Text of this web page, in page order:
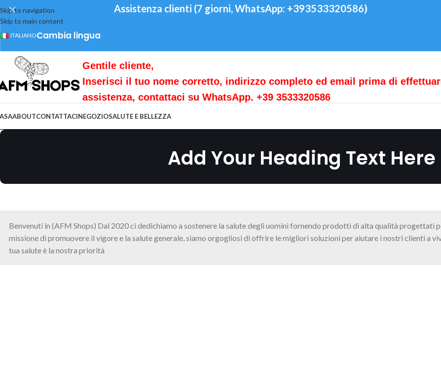
Skip to navigation
Skip to main content
Assistenza clienti (7 giorni, WhatsApp: +393533320586)
ITALIANOCambia lingua
Gentile cliente,
Inserisci il tuo nome corretto, indirizzo completo ed email prima di
assistenza, contattaci su WhatsApp. +39 3533320586
ABOUTCONTATTACINEGOZIOSALUTE E BELLEZZA
Add Your Heading Text Here
Benvenuti in (AFM Shops) Dal 2020 ci dedichiamo a sostenere la salute degli uomini fornendo prodotti di alta qualità progettati
missione di promuovere il vigore e la salute generale, siamo orgogliosi di offrire le migliori soluzioni per aiutare i nostri clienti a
tua salute è la nostra priorità